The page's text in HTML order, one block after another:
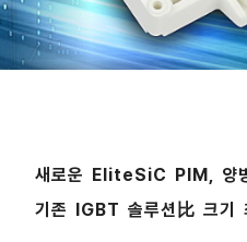
새로운 EliteSiC PIM, 양
기존 IGBT 솔루션比 크